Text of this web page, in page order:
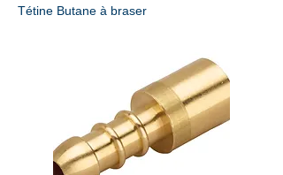
Tétine Butane à braser